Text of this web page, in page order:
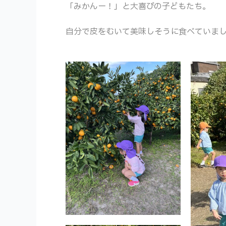
「みかんー！」と大喜びの子どもたち。
自分で皮をむいて美味しそうに食べていま